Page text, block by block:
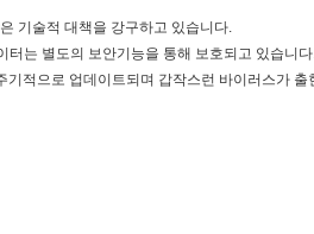
기술적 대책을 강구하고 있습니다.
는 별도의 보안기능을 통해 보호되고 있습니
적으로 업데이트되며 갑작스런 바이러스가